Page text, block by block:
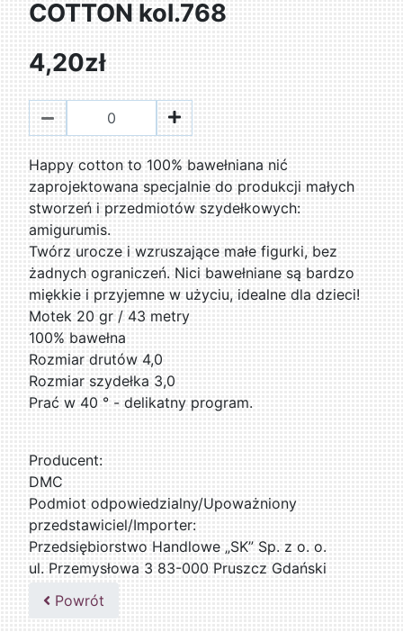
COTTON kol.768
4,20zł
Happy cotton to 100% bawełniana nić
zaprojektowana specjalnie do produkcji małych
stworzeń i przedmiotów szydełkowych:
amigurumis.
Twórz urocze i wzruszające małe figurki, bez
żadnych ograniczeń. Nici bawełniane są bardzo
miękkie i przyjemne w użyciu, idealne dla dzieci!
Motek 20 gr / 43 metry
100% bawełna
Rozmiar drutów 4,0
Rozmiar szydełka 3,0
Prać w 40 ° - delikatny program.
Producent:
DMC
Podmiot odpowiedzialny/Upoważniony
przedstawiciel/Importer:
Przedsiębiorstwo Handlowe „SK” Sp. z o. o.
ul. Przemysłowa 3 83-000 Pruszcz Gdański
509076255
Powrót